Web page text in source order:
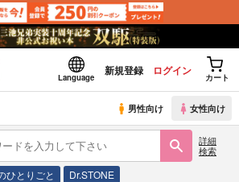
Language
新規登録 ログイン
カート
男性向け 女性向け
詳細
検索
ひとりごと Dr.STONE